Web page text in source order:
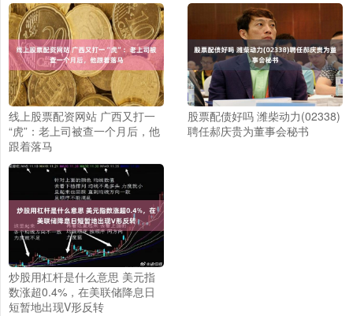
线上股票配资网站 广西又打一
“虎”：老上司被查一个月后，他
跟着落马
股票配债好吗 潍柴动力(02338)
聘任郝庆贵为董事会秘书
炒股用杠杆是什么意思 美元指
数涨超0.4%，在美联储降息日
短暂地出现V形反转